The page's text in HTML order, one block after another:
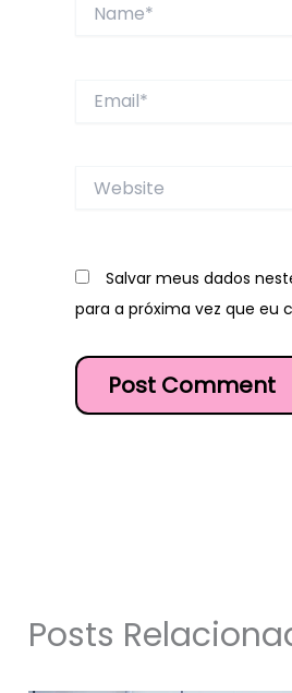
Website
Salvar meus dados
para a próxima vez que eu
Posts